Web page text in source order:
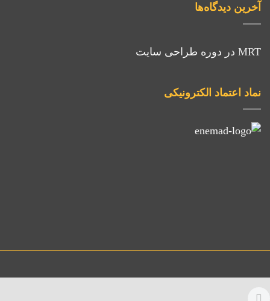
آخرین دیدگاه‌ها
MRT در دوره طراحی سایت
نماد اعتماد الکترونیکی